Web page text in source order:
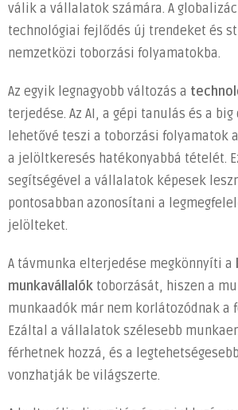
jövője:
új
trendek
stratégiák
bejegyzéshez
válik a vállalatok számára. A
technológiai fejlődés új trendeket és
nemzetközi toborzási folyamatokba.
Az egyik legnagyobb változás a
terjedése. Az AI, a gépi tanulás és a
lehetővé teszi a toborzási folyamatok
a jelöltkeresés hatékonyabbá tételét.
segítségével a vállalatok képesek
pontosabban azonosítani a
jelölteket.
A távmunka elterjedése megkönnyíti a
munkavállalók toborzását, hiszen a
munkaadók már nem korlátozódnak a
Ezáltal a vállalatok szélesebb
férhetnek hozzá, és a
vonzhatják be világszerte.